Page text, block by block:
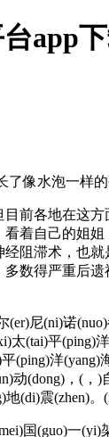
app
像水泡一样
各地在这方
自己的姐
阻滞术，也
数得严重后
(ni)诺(nuo)
(tai)平(ping)
(ping)洋
动(dong)，(
地(di)震(zhen)。
(guo)一(yi)